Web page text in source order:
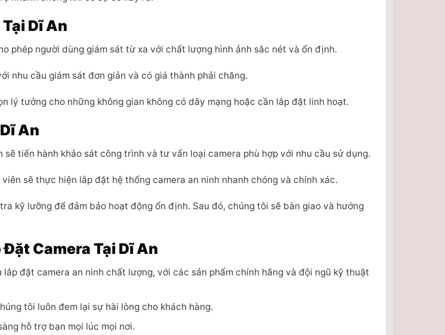
Dĩ An
phép người dùng giám sát từ xa với chất lượng hình ảnh sắc nét và ổn định.
nhu cầu giám sát đơn giản và có giá thành phải chăng.
lý tưởng cho những không gian không có dây mạng hoặc cần lắp đặt linh hoạt.
An
tiến hành khảo sát công trình và tư vấn loại camera phù hợp với nhu cầu sử dụng.
sẽ thực hiện lắp đặt hệ thống camera an ninh nhanh chóng và chính xác.
kỹ lưỡng để đảm bảo hoạt động ổn định. Sau đó, chúng tôi sẽ bàn giao và hướng
Đặt Camera Tại Dĩ An
đặt camera an ninh chất lượng, với các sản phẩm chính hãng và đội ngũ kỹ thuật
tôi luôn đem lại sự hài lòng cho khách hàng.
hỗ trợ bạn mọi lúc mọi nơi.